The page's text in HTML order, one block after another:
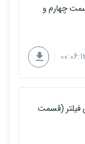
چهارم و
فیلتر (قسمت